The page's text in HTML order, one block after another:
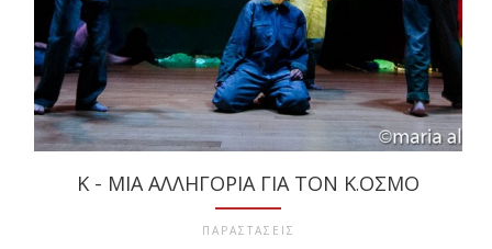
Κ - ΜΙΑ ΑΛΛΗΓΟΡΊΑ ΓΙΑ ΤΟΝ Κ.ΌΣΜΟ
ΠΑΡΑΣΤΑΣΕΙΣ